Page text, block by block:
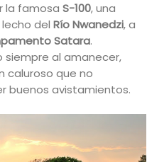
la famosa S-100, una
del Río Nwanedzi, a
Satara.
siempre al amanecer,
caluroso que no
buenos avistamientos.